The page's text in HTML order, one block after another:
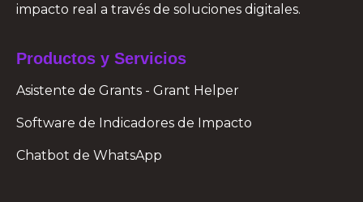
impacto real a través de soluciones digitales.
Productos y Servicios
Asistente de Grants - Grant Helper
Software de Indicadores de Impacto
Chatbot de WhatsApp